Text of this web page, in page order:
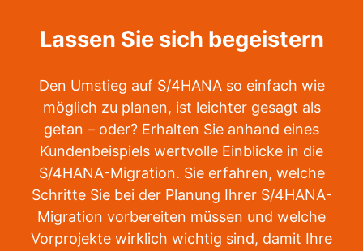
Lassen Sie sich begeistern
Den Umstieg auf S/4HANA so einfach wie
möglich zu planen, ist leichter gesagt als
getan – oder? Erhalten Sie anhand eines
Kundenbeispiels wertvolle Einblicke in die
S/4HANA-Migration. Sie erfahren, welche
Schritte Sie bei der Planung Ihrer S/4HANA-
Migration vorbereiten müssen und welche
Vorprojekte wirklich wichtig sind, damit Ihre